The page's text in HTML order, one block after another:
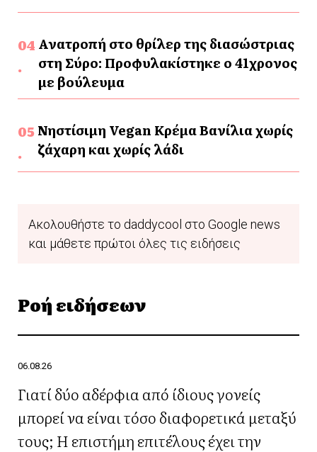
Ανατροπή στο θρίλερ της διασώστριας
στη Σύρο: Προφυλακίστηκε ο 41χρονος
με βούλευμα
Νηστίσιμη Vegan Κρέμα Βανίλια χωρίς
ζάχαρη και χωρίς λάδι
Ακολουθήστε το daddycool στο Google news
και μάθετε πρώτοι όλες τις ειδήσεις
Ροή ειδήσεων
06.08.26
Γιατί δύο αδέρφια από ίδιους γονείς
μπορεί να είναι τόσο διαφορετικά μεταξύ
τους; Η επιστήμη επιτέλους έχει την